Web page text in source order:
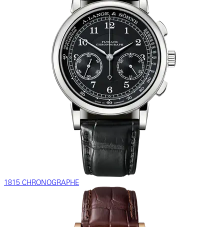
1815 CHRONOGRAPHE